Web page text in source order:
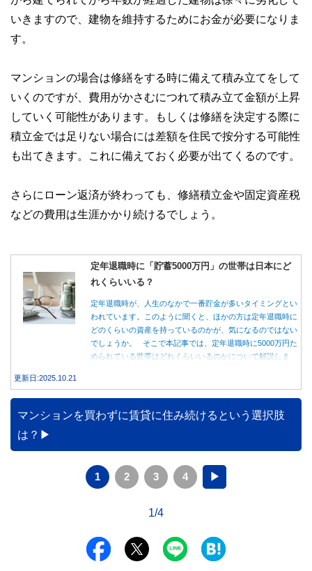
いきますので、建物を維持するためにお金が必要になりま
す。
マンションの場合は修繕をする時に備えて積み立てをして
いくのですが、費用がかさむにつれて積み立て金額が上昇
していく可能性があります。もしくは修繕を決定する際に
積立金では足りない場合には差額を住民で按分する可能性
も出てきます。これに備えておく必要が出てくるのです。
さらにローン返済が終わっても、修繕積立金や固定資産税
などの費用は生涯かかり続けるでしょう。
定年退職時に「貯蓄5000万円」の世帯は日本にど
れくらいいる？
定年退職時が、人生のなかで一番貯金が多いタイミングとい
われています。このように聞くと、ほかの方は定年退職時に
どのくらいの資産を持っているのかが、気になるのではない
でしょうか。 そこで本記事では、定年退職時に5000万円た
められている世帯はどれくらいいるのかについて解説しま
更新日:2025.10.21
マンションを買わずに賃貸に住み続けるという選択肢
は？
1 2 3 4 ▶
1/4